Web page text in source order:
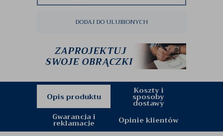
DODAJ DO ULUBIONYCH
Opis produktu
Koszty i
sposoby
dostawy
Gwarancja i
reklamacje Opinie klientów